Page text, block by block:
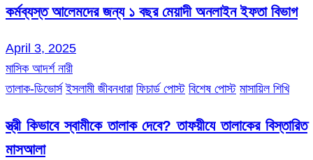
কর্মব্যস্ত আলেমদের জন্য ১ বছর মেয়াদী অনলাইন ইফতা বিভাগ
April 3, 2025
মাসিক আদর্শ নারী
তালাক-ডিভোর্স ইসলামী জীবনধারা ফিচার্ড পোস্ট বিশেষ পোস্ট মাসায়িল শিখি
স্ত্রী কিভাবে স্বামীকে তালাক দেবে? তাফয়ীযে তালাকের বিস্তারিত
মাসআলা